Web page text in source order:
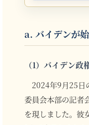
a. バイデンが
（1）バイデン
2024年9月25日
委員会本部の記者
を現しました。彼